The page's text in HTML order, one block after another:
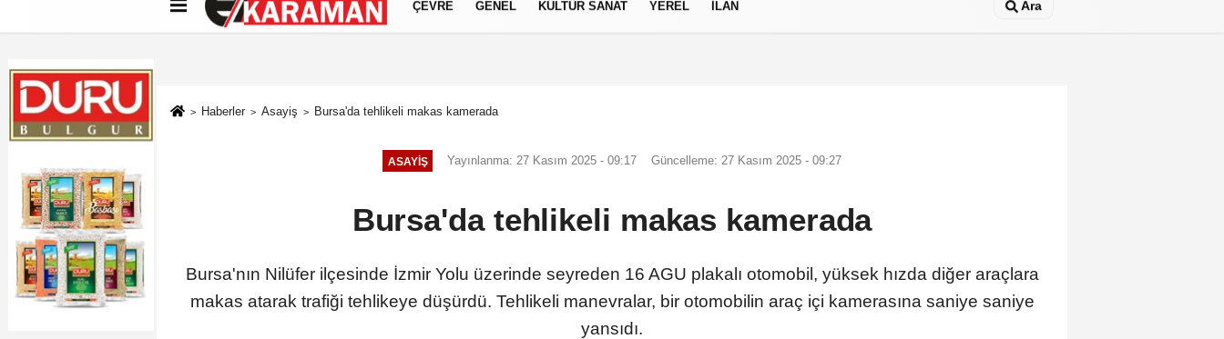
Künye İletişim Çerez Politikası Gizlilik İlkeleri
ÇEVRE GENEL KÜLTÜR SANAT YEREL İLAN Ara
Haberler Asayiş Bursa'da tehlikeli makas kamerada
ASAYIŞ Yayınlanma: 27 Kasım 2025 - 09:17 Güncelleme: 27 Kasım 2025 - 09:27
Bursa'da tehlikeli makas kamerada
Bursa'nın Nilüfer ilçesinde İzmir Yolu üzerinde seyreden 16 AGU plakalı otomobil, yüksek hızda diğer araçlara
makas atarak trafiği tehlikeye düşürdü. Tehlikeli manevralar, bir otomobilin araç içi kamerasına saniye saniye
yansıdı.